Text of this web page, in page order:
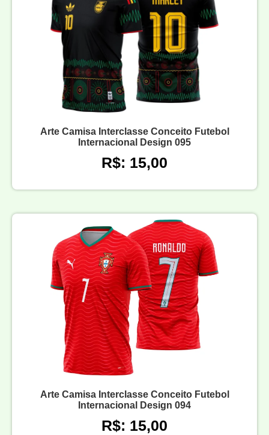
Arte Camisa Interclasse Conceito Futebol
Internacional Design 095
R$: 15,00
Arte Camisa Interclasse Conceito Futebol
Internacional Design 094
R$: 15,00